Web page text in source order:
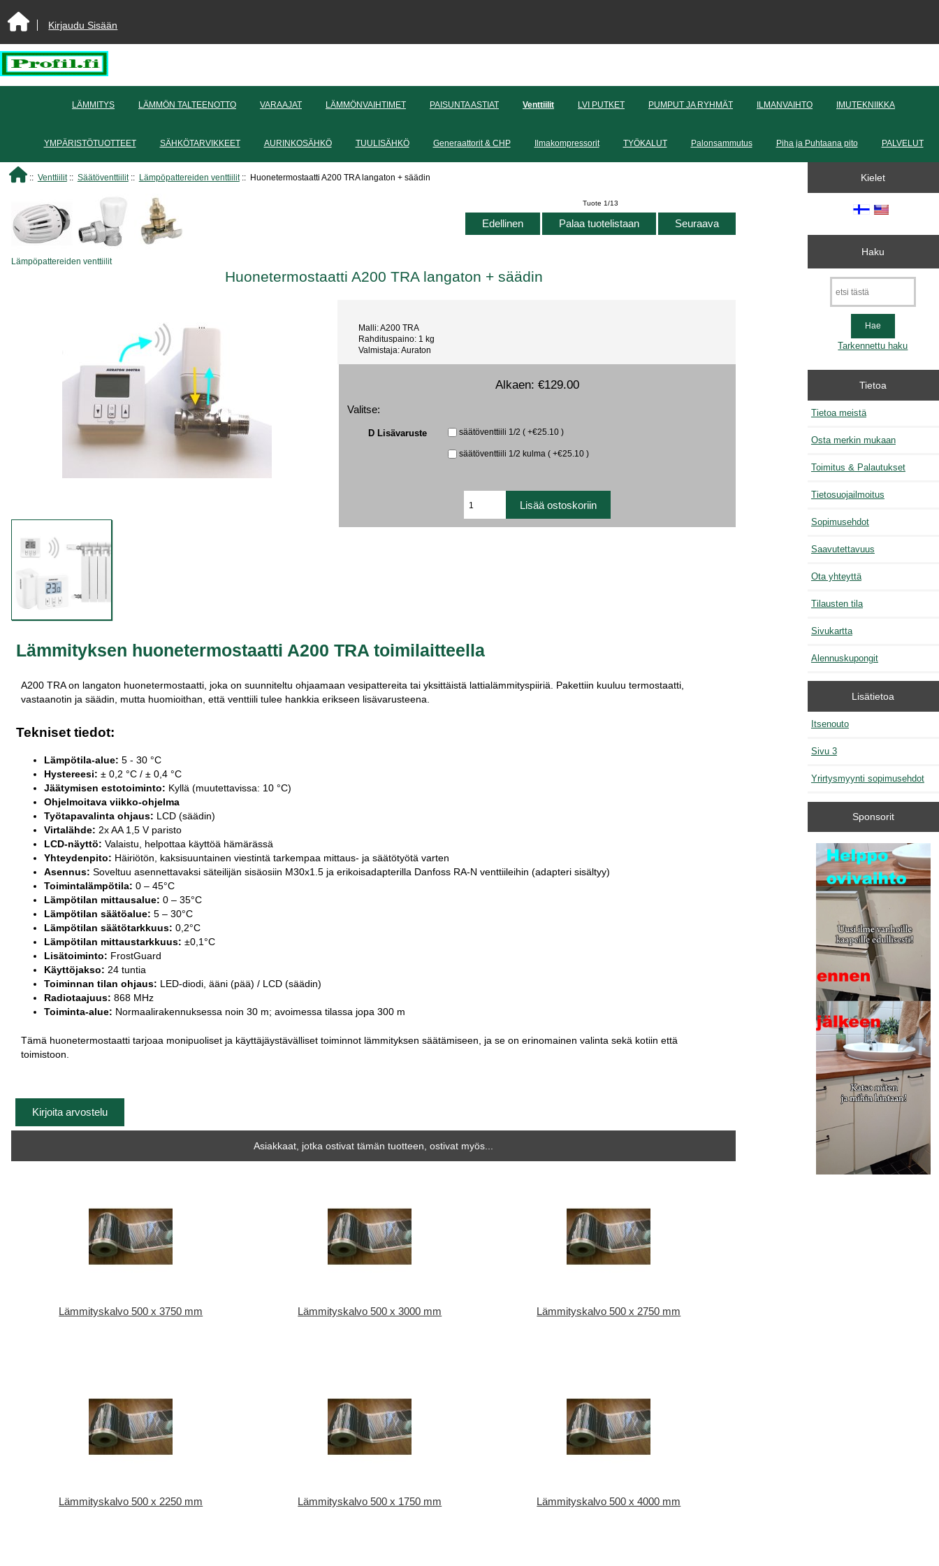
Kirjaudu Sisään
LÄMMITYS LÄMMÖN TALTEENOTTO VARAAJAT LÄMMÖNVAIHTIMET PAISUNTA ASTIAT Venttiilit LVI PUTKET PUMPUT JA RYHMÄT ILMANVAIHTO IMUTEKNIIKKA
YMPÄRISTÖTUOTTEET SÄHKÖTARVIKKEET AURINKOSÄHKÖ TUULISÄHKÖ Generaattorit & CHP Ilmakompressorit TYÖKALUT Palonsammutus Piha ja Puhtaana pito PALVELUT
:: Venttiilit:: Säätöventtiilit:: Lämpöpattereiden venttiilit:: Huonetermostaatti A200 TRA langaton + säädin
Lämpöpattereiden venttiilit
Tuote 1/13
Edellinen Palaa tuotelistaan Seuraava
Huonetermostaatti A200 TRA langaton + säädin
Malli: A200 TRA
Rahdituspaino: 1 kg
Valmistaja: Auraton
Alkaen:€129.00
Valitse:
D Lisävaruste säätöventtiili 1/2 ( +€25.10 )
säätöventtiili 1/2 kulma ( +€25.10 )
Lämmityksen huonetermostaatti A200 TRA toimilaitteella
A200 TRA on langaton huonetermostaatti, joka on suunniteltu ohjaamaan vesipattereita tai yksittäistä lattialämmityspiiriä. Pakettiin kuuluu termostaatti,
vastaanotin ja säädin, mutta huomioithan, että venttiili tulee hankkia erikseen lisävarusteena.
Tekniset tiedot:
Lämpötila-alue: 5 - 30 °C
Hystereesi: ± 0,2 °C / ± 0,4 °C
Jäätymisen estotoiminto: Kyllä (muutettavissa: 10 °C)
Ohjelmoitava viikko-ohjelma
Työtapavalinta ohjaus: LCD (säädin)
Virtalähde: 2x AA 1,5 V paristo
LCD-näyttö: Valaistu, helpottaa käyttöä hämärässä
Yhteydenpito: Häiriötön, kaksisuuntainen viestintä tarkempaa mittaus- ja säätötyötä varten
Asennus: Soveltuu asennettavaksi säteilijän sisäosiin M30x1.5 ja erikoisadapterilla Danfoss RA-N venttiileihin (adapteri sisältyy)
Toimintalämpötila: 0 – 45°C
Lämpötilan mittausalue: 0 – 35°C
Lämpötilan säätöalue: 5 – 30°C
Lämpötilan säätötarkkuus: 0,2°C
Lämpötilan mittaustarkkuus: ±0,1°C
Lisätoiminto: FrostGuard
Käyttöjakso: 24 tuntia
Toiminnan tilan ohjaus: LED-diodi, ääni (pää) / LCD (säädin)
Radiotaajuus: 868 MHz
Toiminta-alue: Normaalirakennuksessa noin 30 m; avoimessa tilassa jopa 300 m
Tämä huonetermostaatti tarjoaa monipuoliset ja käyttäjäystävälliset toiminnot lämmityksen säätämiseen, ja se on erinomainen valinta sekä kotiin että
toimistoon.
Kirjoita arvostelu
Asiakkaat, jotka ostivat tämän tuotteen, ostivat myös...
Lämmityskalvo 500 x 3750 mm Lämmityskalvo 500 x 3000 mm Lämmityskalvo 500 x 2750 mm
Lämmityskalvo 500 x 2250 mm Lämmityskalvo 500 x 1750 mm Lämmityskalvo 500 x 4000 mm
Kielet
Haku
Tarkennettu haku
Tietoa
Tietoa meistä
Osta merkin mukaan
Toimitus & Palautukset
Tietosuojailmoitus
Sopimusehdot
Saavutettavuus
Ota yhteyttä
Tilausten tila
Sivukartta
Alennuskupongit
Lisätietoa
Itsenouto
Sivu 3
Yrirtysmyynti sopimusehdot
Sponsorit